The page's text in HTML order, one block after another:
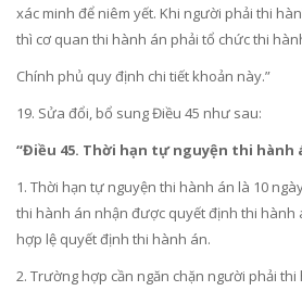
xác minh để niêm yết. Khi người phải thi
thì cơ quan thi hành án phải tổ chức thi
Chính phủ quy định chi tiết khoản này.”
19. Sửa đổi, bổ sungĐiều 45 như sau:
“Điều 45. Thời hạn tự nguyện thi hành
1. Thời hạn tự nguyện thi hành án là 10
thi hành án nhận được quyết định thi hành
hợp lệ quyết định thi hành án.
2. Trường hợp cần ngăn chặn người phải